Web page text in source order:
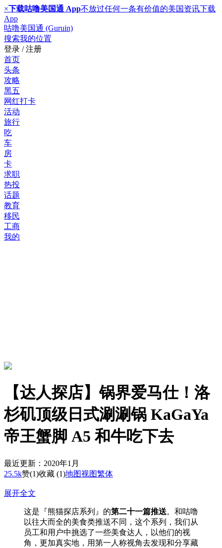
×下载咕噜美国通 App不放过任何一条有价值的美国资讯下载
App
咕噜美国通 (Guruin)
搜索我的位置
登录 / 注册
首页
头条
攻略
黑五
网红打卡
活动
旅行
吃
车
房
卡
求职
热投
话题
教育
移民
工商
我的
【达人探店】锅界爱马仕！洛
杉矶顶级日式涮涮锅 KaGaYa
帝王蟹脚 A5 和牛吃下去
最近更新：2020年1月
25.5k赞(1)收藏 (1)地图视图繁体
展开全文
这是『熊猫探店系列』的第二十一篇推送。和咕噜
以往大而全的美食类推送不同，这个系列，我们从
员工和用户中挑选了一些美食达人，以他们的视
角，更加真实地，用第一人称视角去发现和分享藏